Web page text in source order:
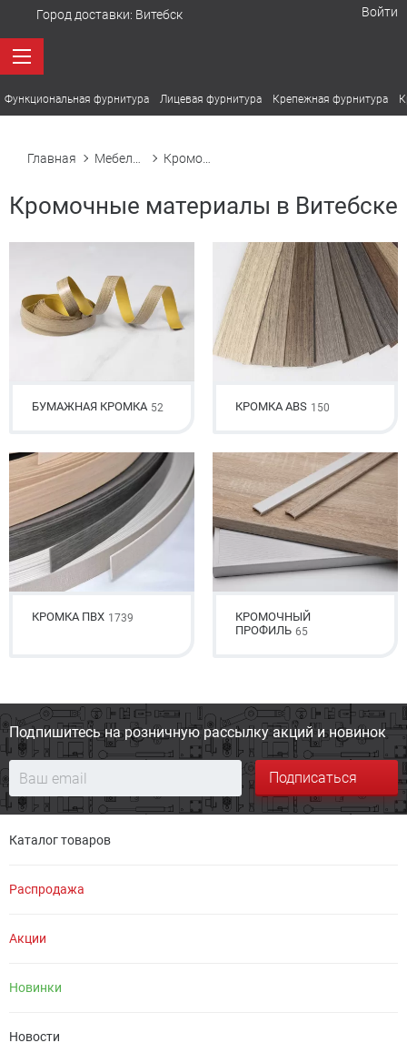
Город доставки: Витебск Войти
Функциональная фурнитура Лицевая фурнитура Крепежная фурнитура
Главная
Кромочные материалы в Витебске
БУМАЖНАЯ КРОМКА 52 КРОМКА ABS 150
КРОМКА ПВХ 1739
КРОМОЧНЫЙ
ПРОФИЛЬ 65
Подпишитесь на розничную рассылку акций и новинок
Подписаться
Каталог товаров
Распродажа
Акции
Новинки
Новости